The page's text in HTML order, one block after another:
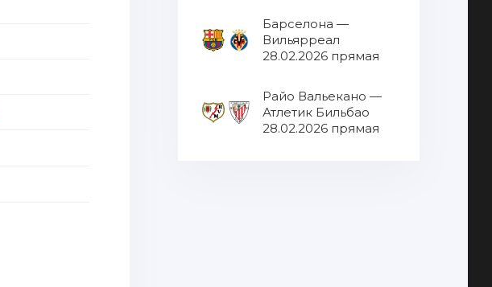
Барселона —
Вильярреал
28.02.2026 прямая
Райо Вальекано —
Атлетик Бильбао
28.02.2026 прямая